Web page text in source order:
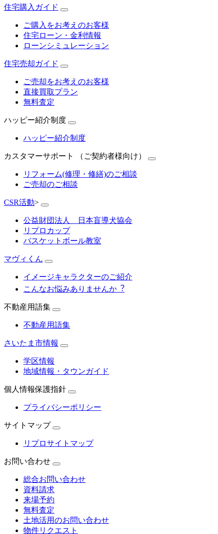
住宅購入ガイド
ご購入をお考えのお客様
住宅ローン・金利情報
ローンシミュレーション
住宅売却ガイド
ご売却をお考えのお客様
直接買取プラン
無料査定
ハッピー紹介制度
ハッピー紹介制度
カスタマーサポート （ご契約者様向け）
リフォーム(修理・修繕)のご相談
ご売却のご相談
CSR活動>
公益財団法人 日本盲導犬協会
リプロカップ
バスケットボール教室
マヴィくん
イメージキャラクターのご紹介
こんなお悩みありませんか︖
不動産用語集
不動産用語集
さいたま市情報
学区情報
地域情報・タウンガイド
個人情報保護指針
プライバシーポリシー
サイトマップ
リプロサイトマップ
お問い合わせ
総合お問い合わせ
資料請求
来場予約
無料査定
土地活用のお問い合わせ
物件リクエスト